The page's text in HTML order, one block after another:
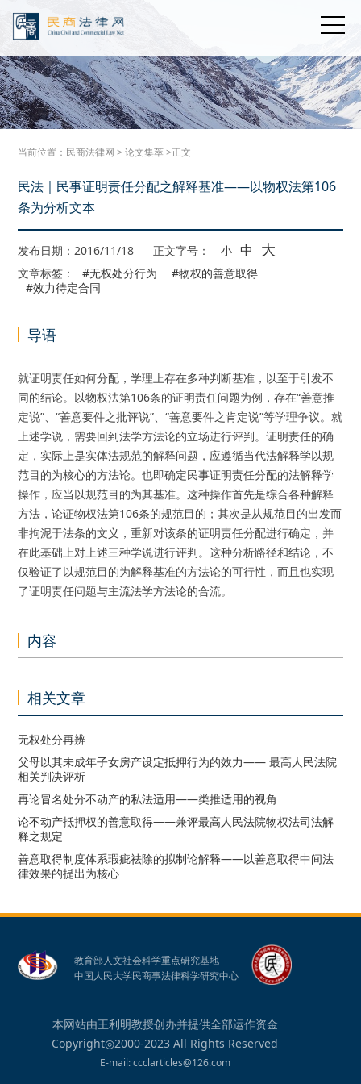
当前位置： 民商法律网 >论文集萃>正文
民法｜民事证明责任分配之解释基准——以物权法第106
条为分析文本
发布日期：2016/11/18 正文字号： 小 中 大
文章标签： #无权处分行为
#物权的善意取得
#效力待定合同
导语
就证明责任如何分配，学理上存在多种判断基准，以至于引发不
同的结论。以物权法第106条的证明责任问题为例，存在“善意推
定说”、“善意要件之批评说”、“善意要件之肯定说”等学理争议。就
上述学说，需要回到法学方法论的立场进行评判。证明责任的确
定，实际上是实体法规范的解释问题，应遵循当代法解释学以规
范目的为核心的方法论。也即确定民事证明责任分配的法解释学
操作，应当以规范目的为其基准。这种操作首先是综合各种解释
方法，论证物权法第106条的规范目的；其次是从规范目的出发而
非拘泥于法条的文义，重新对该条的证明责任分配进行确定，并
在此基础上对上述三种学说进行评判。这种分析路径和结论，不
仅验证了以规范目的为解释基准的方法论的可行性，而且也实现
了证明责任问题与主流法学方法论的合流。
内容
相关文章
无权处分再辨
父母以其未成年子女房产设定抵押行为的效力—— 最高人民法院
相关判决评析
再论冒名处分不动产的私法适用——类推适用的视角
论不动产抵押权的善意取得——兼评最高人民法院物权法司法解
释之规定
善意取得制度体系瑕疵祛除的拟制论解释——以善意取得中间法
律效果的提出为核心
教育部人文社会科学重点研究基地
中国人民大学民商事法律科学研究中心
本网站由王利明教授创办并提供全部运作资金
Copyright◎2000-2023 All Rights Reserved
E-mail: ccclarticles@126.com